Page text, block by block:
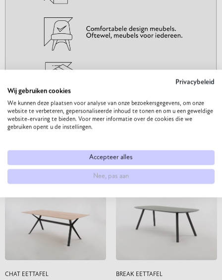
Gerelateerde producten
Misschien vind je deze items ook interessant
CHAT EETTAFEL BREAK EETTAFEL
Privacybeleid
Wij gebruiken cookies
We kunnen deze plaatsen voor analyse van onze bezoekersgegevens, om onze
website te verbeteren, gepersonaliseerde inhoud te tonen en om u een geweldige
website-ervaring te bieden. Voor meer informatie over de cookies die we
gebruiken opent u de instellingen.
Accepteer alles
Nee, pas aan